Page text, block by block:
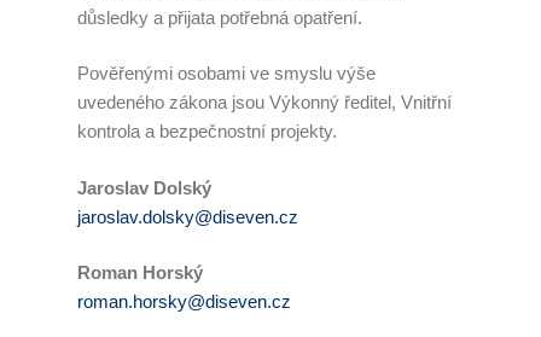
Kalkulátor náhradního plnění
Zneužívání náhradního plnění
Zaměstnávání OZP
Volná místa
důsledky a přijata potřebná opatření.
Pověřenými osobami ve smyslu výše
uvedeného zákona jsou Výkonný ředitel, Vnitřní
kontrola a bezpečnostní projekty.
Jaroslav Dolský
jaroslav.dolsky@diseven.cz
Roman Horský
roman.horsky@diseven.cz